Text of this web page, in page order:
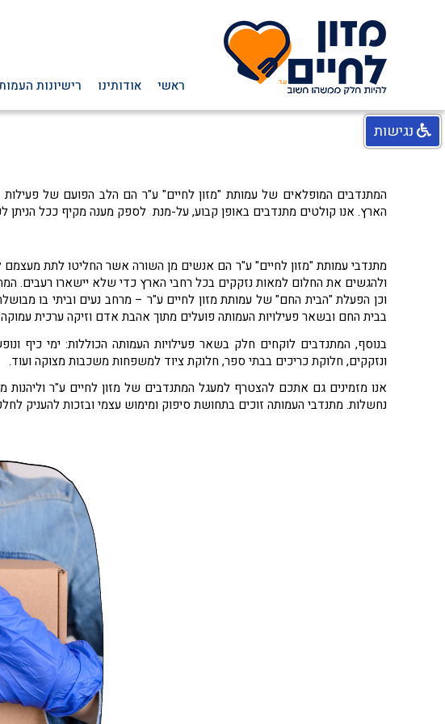
ראשי אודותינו רישיונות
המתנדבים המופלאים של עמותת "מזון לחיים" ע"ר הם הלב הפועם של
הארץ. אנו קולטים מתנדבים באופן קבוע, על-מנת לספק מענה מקיף ככל הניתן
מתנדבי עמותת "מזון לחיים" ע"ר הם אנשים מן השורה אשר החליטו לתת
ולהגשים את החלום למאות נזקקים בכל רחבי הארץ כדי שלא יישארו רעבים.
וכן הפעלת "הבית החם" של עמותת מזון לחיים ע"ר – מרחב נעים וביתי בו
בבית החם ובשאר פעילויות העמותה פועלים מתוך אהבת אדם וזיקה ערכית
בנוסף, המתנדבים לוקחים חלק בשאר פעילויות העמותה הכוללות: ימי כיף
ונזקקים, חלוקת כריכים בבתי ספר, חלוקת ציוד למשפחות משכבות מצוקה ועוד.
אנו מזמינים גם אתכם להצטרף למעגל המתנדבים של מזון לחיים ע"ר וליהנות
נחשלות. מתנדבי העמותה זוכים בתחושת סיפוק ומימוש עצמי ובזכות להעניק
נגישות